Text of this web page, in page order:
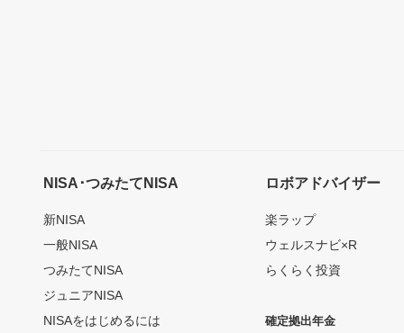
NISA･つみたてNISA
新NISA
一般NISA
つみたてNISA
ジュニアNISA
NISAをはじめるには
ロボアドバイザー
楽ラップ
ウェルスナビ×R
らくらく投資
確定拠出年金